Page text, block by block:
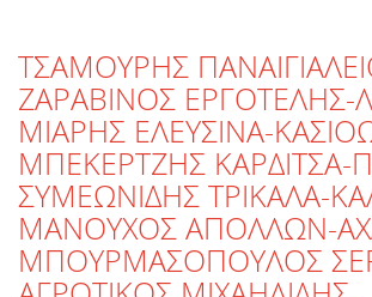
TΣΑΜΟΥΡΗΣ
ΖΑΡΑΒΙΝΟΣ ΕΡΓΟΤΕΛΗΣ-
ΜΙΑΡΗΣ ΕΛΕΥΣΙΝΑ-
ΜΠΕΚΕΡΤΖΗΣ ΚΑΡΔΙΤΣΑ-
ΣΥΜΕΩΝΙΔΗΣ ΤΡΙΚΑΛΑ-
ΜΑΝΟΥΧΟΣ ΑΠΟΛΛΩΝ-
ΜΠΟΥΡΜΑΣΟΠΟΥΛΟΣ